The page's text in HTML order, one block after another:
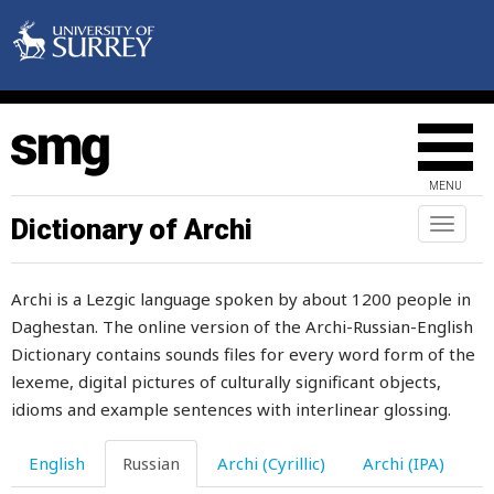
MENU
Toggle
Dictionary of Archi
Archi is a Lezgic language spoken by about 1200 people in
Daghestan. The online version of the Archi-Russian-English
Dictionary contains sounds files for every word form of the
lexeme, digital pictures of culturally significant objects,
idioms and example sentences with interlinear glossing.
English Russian Archi (Cyrillic) Archi (IPA)
идея
из
избавляться
избивать
избить
изверг
известие
известность